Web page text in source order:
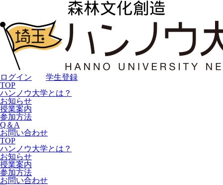
ログイン
学生登録
TOP
ハンノウ大学とは？
お知らせ
授業案内
参加方法
Q＆A
お問い合わせ
TOP
ハンノウ大学とは？
お知らせ
授業案内
参加方法
お問い合わせ